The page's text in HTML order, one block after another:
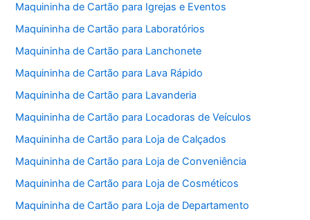
Maquininha de Cartão para Igrejas e Eventos
Maquininha de Cartão para Laboratórios
Maquininha de Cartão para Lanchonete
Maquininha de Cartão para Lava Rápido
Maquininha de Cartão para Lavanderia
Maquininha de Cartão para Locadoras de Veículos
Maquininha de Cartão para Loja de Calçados
Maquininha de Cartão para Loja de Conveniência
Maquininha de Cartão para Loja de Cosméticos
Maquininha de Cartão para Loja de Departamento